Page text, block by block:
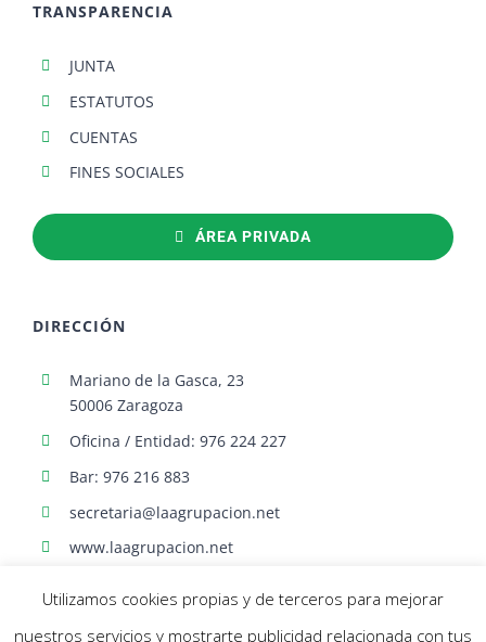
TRANSPARENCIA
JUNTA
ESTATUTOS
CUENTAS
FINES SOCIALES
ÁREA PRIVADA
DIRECCIÓN
Mariano de la Gasca, 23
50006 Zaragoza
Oficina / Entidad: 976 224 227
Bar: 976 216 883
secretaria@laagrupacion.net
www.laagrupacion.net
Utilizamos cookies propias y de terceros para mejorar
nuestros servicios y mostrarte publicidad relacionada con tus